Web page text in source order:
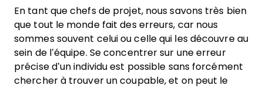
En tant que chefs de projet, nous savons très bien
que tout le monde fait des erreurs, car nous
sommes souvent celui ou celle qui les découvre au
sein de l’équipe. Se concentrer sur une erreur
précise d’un individu est possible sans forcément
chercher à trouver un coupable, et on peut le